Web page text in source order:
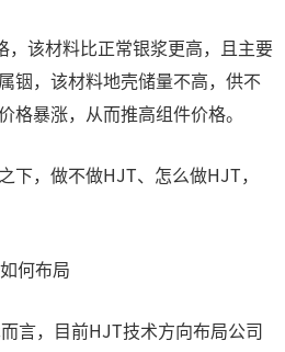
该材料比正常银浆更高，且主要
铟，该材料地壳储量不高，供不
格暴涨，从而推高组件价格。
下，做不做HJT、怎么做HJT，
何布局
言，目前HJT技术方向布局公司